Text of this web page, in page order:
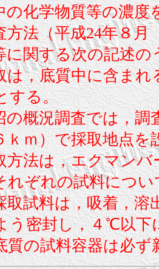
化学物質等の濃度
方法（平成24年８
に関する次の記述
，底質中に含まれ
する。
概況調査では，調
ｋｍ）で採取地点
法は，エクマンバ
れぞれの試料につ
試料は，吸着，溶
う密封し，４℃以下
の試料容器は必ず